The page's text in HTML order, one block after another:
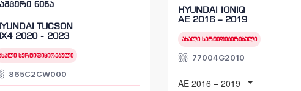
წინა
TUCSON
2020 - 2023
სერტიფიცირებული
865C2CW000
HYUNDAI IONIQ
AE 2016 – 2019
ახალი სერტიფიცირებული
77004G2010
AE 2016 – 2019